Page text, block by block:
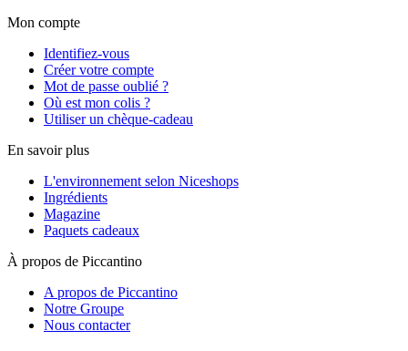
Mon compte
Identifiez-vous
Créer votre compte
Mot de passe oublié ?
Où est mon colis ?
Utiliser un chèque-cadeau
En savoir plus
L'environnement selon Niceshops
Ingrédients
Magazine
Paquets cadeaux
À propos de Piccantino
A propos de Piccantino
Notre Groupe
Nous contacter